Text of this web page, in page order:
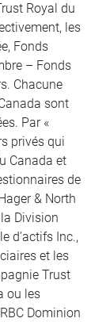
Royal du
les
Fonds
– Fonds
Chacune
sont
Par «
privés qui
Canada et
de
& North
Division
d’actifs Inc.,
et les
Trust
ou les
Dominion